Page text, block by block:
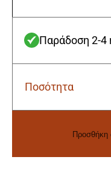
Παράδοση 2-4
Ποσότητα
Jebao
Προσθήκη